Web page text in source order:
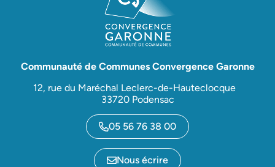
Communauté de Communes Convergence Garonne
12, rue du Maréchal Leclerc-de-Hauteclocque
33720 Podensac
05 56 76 38 00
Nous écrire